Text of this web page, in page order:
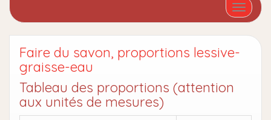
Faire du savon, proportions lessive-
graisse-eau
Tableau des proportions (attention
aux unités de mesures)